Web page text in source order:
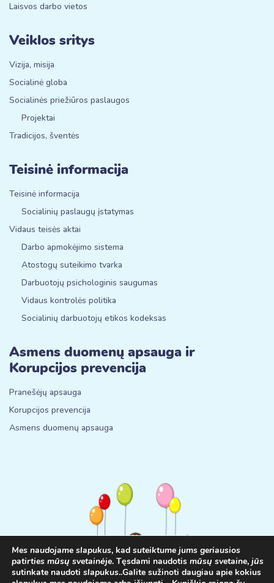
Laisvos darbo vietos
Veiklos sritys
Vizija, misija
Socialinė globa
Socialinės priežiūros paslaugos
Projektai
Tradicijos, šventės
Teisinė informacija
Teisinė informacija
Socialinių paslaugų įstatymas
Vidaus teisės aktai
Darbo apmokėjimo sistema
Atostogų suteikimo tvarka
Darbuotojų psichologinis saugumas
Vidaus kontrolės politika
Socialinių darbuotojų etikos kodeksas
Asmens duomenų apsauga ir
Korupcijos prevencija
Pranešėjų apsauga
Korupcijos prevencija
Asmens duomenų apsauga
Mes naudojame slapukus, kad suteiktume jums geriausios
patirties mūsų svetainėje. Tęsdami naudotis mūsų svetaine, jūs
sutinkate naudoti slapukus..Galite sužinoti daugiau apie kokius